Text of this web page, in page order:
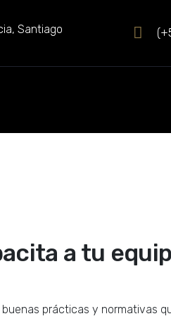
Santiago
a tu
prácticas y normativas